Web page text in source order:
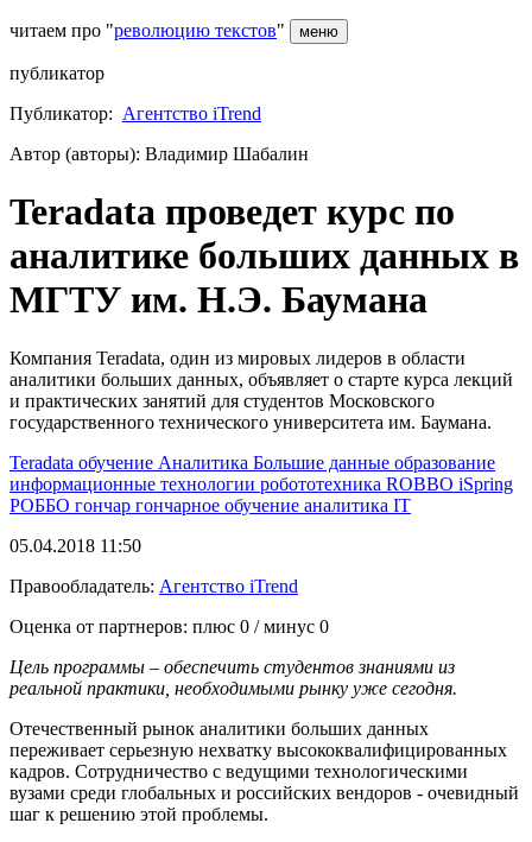
читаем про "революцию текстов" меню
публикатор
Публикатор: Агентство iTrend
Автор (авторы): Владимир Шабалин
Teradata проведет курс по
аналитике больших данных в
МГТУ им. Н.Э. Баумана
Компания Teradata, один из мировых лидеров в области
аналитики больших данных, объявляет о старте курса лекций
и практических занятий для студентов Московского
государственного технического университета им. Баумана.
Teradata обучение Аналитика Большие данные образование
информационные технологии робототехника ROBBO iSpring
РОББО гончар гончарное обучение аналитика IT
05.04.2018 11:50
Правообладатель: Агентство iTrend
Оценка от партнеров: плюс 0 / минус 0
Цель программы – обеспечить студентов знаниями из
реальной практики, необходимыми рынку уже сегодня.
Отечественный рынок аналитики больших данных
переживает серьезную нехватку высококвалифицированных
кадров. Сотрудничество с ведущими технологическими
вузами среди глобальных и российских вендоров - очевидный
шаг к решению этой проблемы.